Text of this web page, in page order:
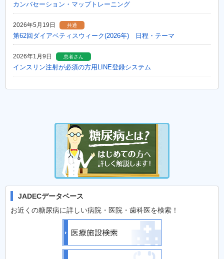
カンバセーション・マップトレーニング
2026年5月19日 共通
第62回ダイアベティスウィーク(2026年) 日程・テーマ
2026年1月9日 患者さん
インスリン注射が必須の方用LINE登録システム
JADECデータベース
お近くの糖尿病に詳しい病院・医院・歯科医を検索！